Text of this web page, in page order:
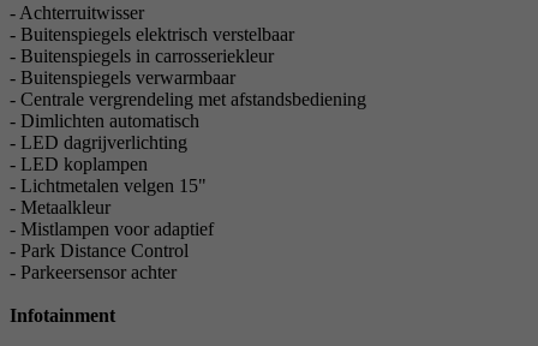
- Achterruitwisser
- Buitenspiegels elektrisch verstelbaar
- Buitenspiegels in carrosseriekleur
- Buitenspiegels verwarmbaar
- Centrale vergrendeling met afstandsbediening
- Dimlichten automatisch
- LED dagrijverlichting
- LED koplampen
- Lichtmetalen velgen 15"
- Metaalkleur
- Mistlampen voor adaptief
- Park Distance Control
- Parkeersensor achter
Infotainment